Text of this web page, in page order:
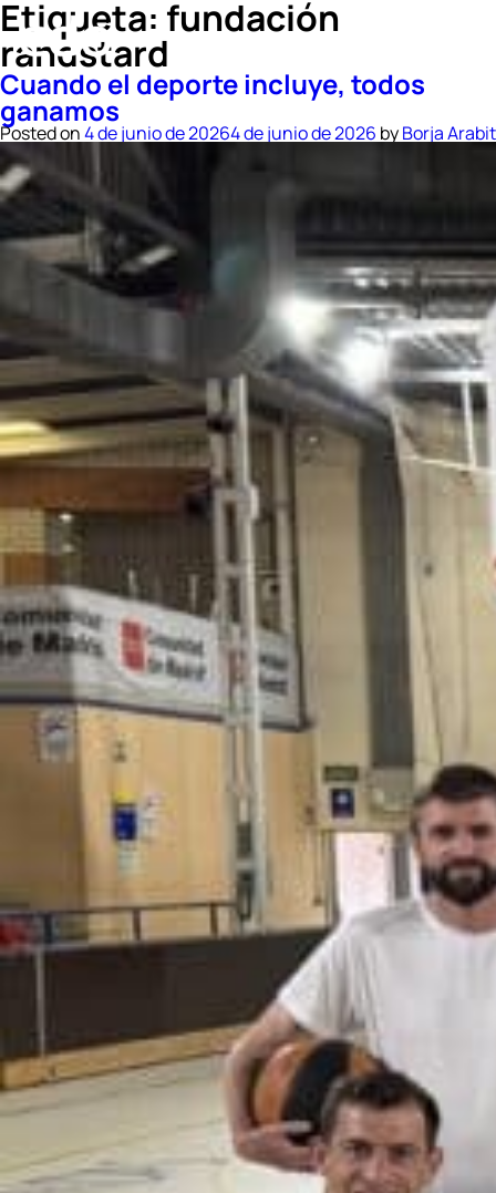
Etiqueta: fundación
randstard
Cuando el deporte incluye, todos
ganamos
Posted on4 de junio de 20264 de junio de 2026 byBorja Arabit